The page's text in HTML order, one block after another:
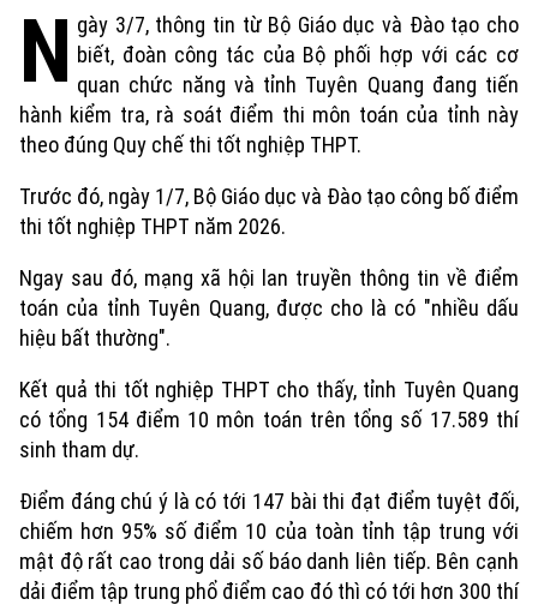
Xu hướng
N gày 3/7, thông tin từ Bộ Giáo dục và Đào tạo cho
biết, đoàn công tác của Bộ phối hợp với các cơ
quan chức năng và tỉnh Tuyên Quang đang tiến
hành kiểm tra, rà soát điểm thi môn toán của tỉnh này
theo đúng Quy chế thi tốt nghiệp THPT.
Trước đó, ngày 1/7, Bộ Giáo dục và Đào tạo công bố điểm
thi tốt nghiệp THPT năm 2026.
Ngay sau đó, mạng xã hội lan truyền thông tin về điểm
toán của tỉnh Tuyên Quang, được cho là có "nhiều dấu
hiệu bất thường".
Kết quả thi tốt nghiệp THPT cho thấy, tỉnh Tuyên Quang
có tổng 154 điểm 10 môn toán trên tổng số 17.589 thí
sinh tham dự.
Điểm đáng chú ý là có tới 147 bài thi đạt điểm tuyệt đối,
chiếm hơn 95% số điểm 10 của toàn tỉnh tập trung với
mật độ rất cao trong dải số báo danh liên tiếp. Bên cạnh
dải điểm tập trung phổ điểm cao đó thì có tới hơn 300 thí